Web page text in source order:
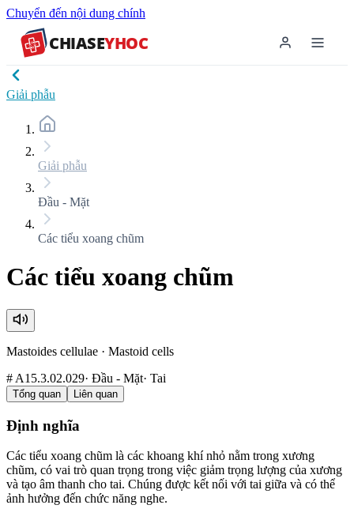
Chuyển đến nội dung chính
CHIASEYHOC
Giải phẫu
Giải phẫu
Đầu - Mặt
Các tiểu xoang chũm
Các tiểu xoang chũm
Mastoides cellulae · Mastoid cells
# A15.3.02.029· Đầu - Mặt· Tai
Tổng quan Liên quan
Định nghĩa
Các tiểu xoang chũm là các khoang khí nhỏ nằm trong xương
chũm, có vai trò quan trọng trong việc giảm trọng lượng của xương
và tạo âm thanh cho tai. Chúng được kết nối với tai giữa và có thể
ảnh hưởng đến chức năng nghe.